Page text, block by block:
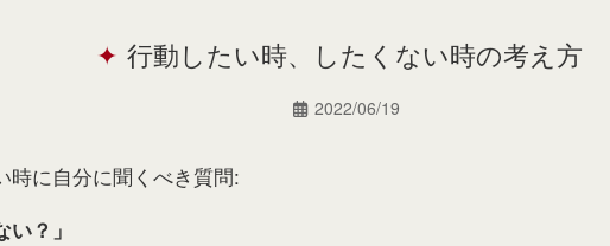
行動したい時、したくない時の考え方
2022/06/19
時に自分に聞くべき質問:
い？」